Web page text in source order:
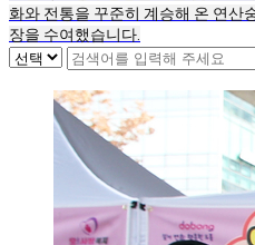
화와 전통을 꾸준히 계승해 온 연산
장을 수여했습니다.